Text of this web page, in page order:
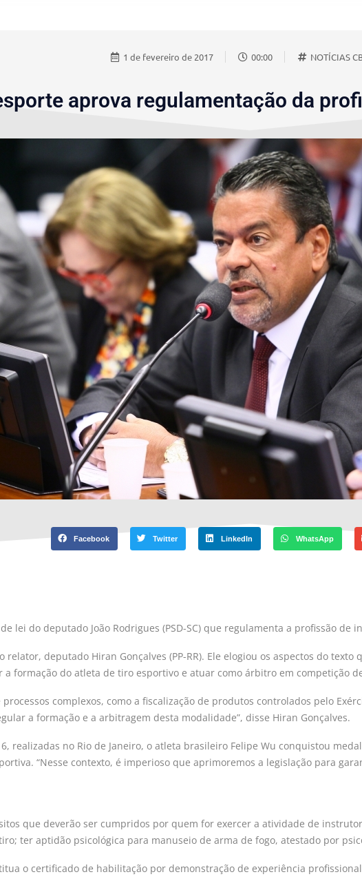
1 de fevereiro de 2017 00:00 NOTÍCIAS
aprova regulamentação da
Facebook Twitter LinkedIn WhatsApp
lei do deputado João Rodrigues (PSD-SC) que regulamenta a profissão de
deputado Hiran Gonçalves (PP-RR). Ele elogiou os aspectos do
formação do atleta de tiro esportivo e atuar como árbitro em competição
complexos, como a fiscalização de produtos controlados pelo
a formação e a arbitragem desta modalidade”, disse Hiran Gonçalves.
realizadas no Rio de Janeiro, o atleta brasileiro Felipe Wu conquistou
“Nesse contexto, é imperioso que aprimoremos a legislação para
que deverão ser cumpridos por quem for exercer a atividade de
ter aptidão psicológica para manuseio de arma de fogo, atestado por
o certificado de habilitação por demonstração de experiência